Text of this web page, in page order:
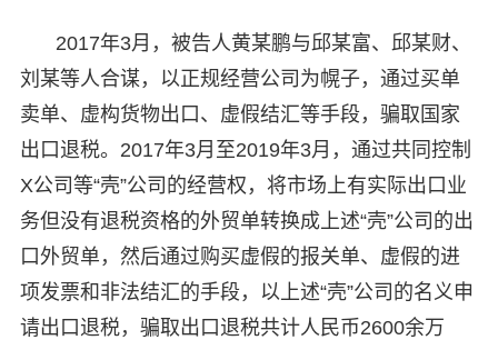
2017年3月，被告人黄某鹏与邱某富、邱某财、
刘某等人合谋，以正规经营公司为幌子，通过买单
卖单、虚构货物出口、虚假结汇等手段，骗取国家
出口退税。2017年3月至2019年3月，通过共同控制
X公司等“壳”公司的经营权，将市场上有实际出口业
务但没有退税资格的外贸单转换成上述“壳”公司的出
口外贸单，然后通过购买虚假的报关单、虚假的进
项发票和非法结汇的手段，以上述“壳”公司的名义申
请出口退税，骗取出口退税共计人民币2600余万